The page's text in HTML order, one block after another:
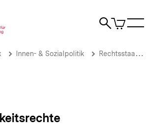
Suche
Artikel
im
Innen- & Sozialpolitik Rechtsstaat & Justiz